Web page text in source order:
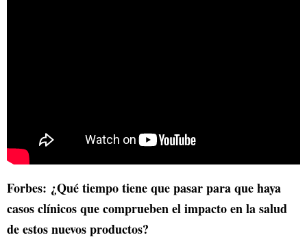
Forbes: ¿Qué tiempo tiene que pasar para que haya
casos clínicos que comprueben el impacto en la salud
de estos nuevos productos?